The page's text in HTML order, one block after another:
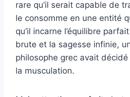
rare qu’il serait capable de
le consomme en une entité
qu’il incarne l’équilibre
brute et la sagesse infinie,
philosophe grec avait
la musculation.